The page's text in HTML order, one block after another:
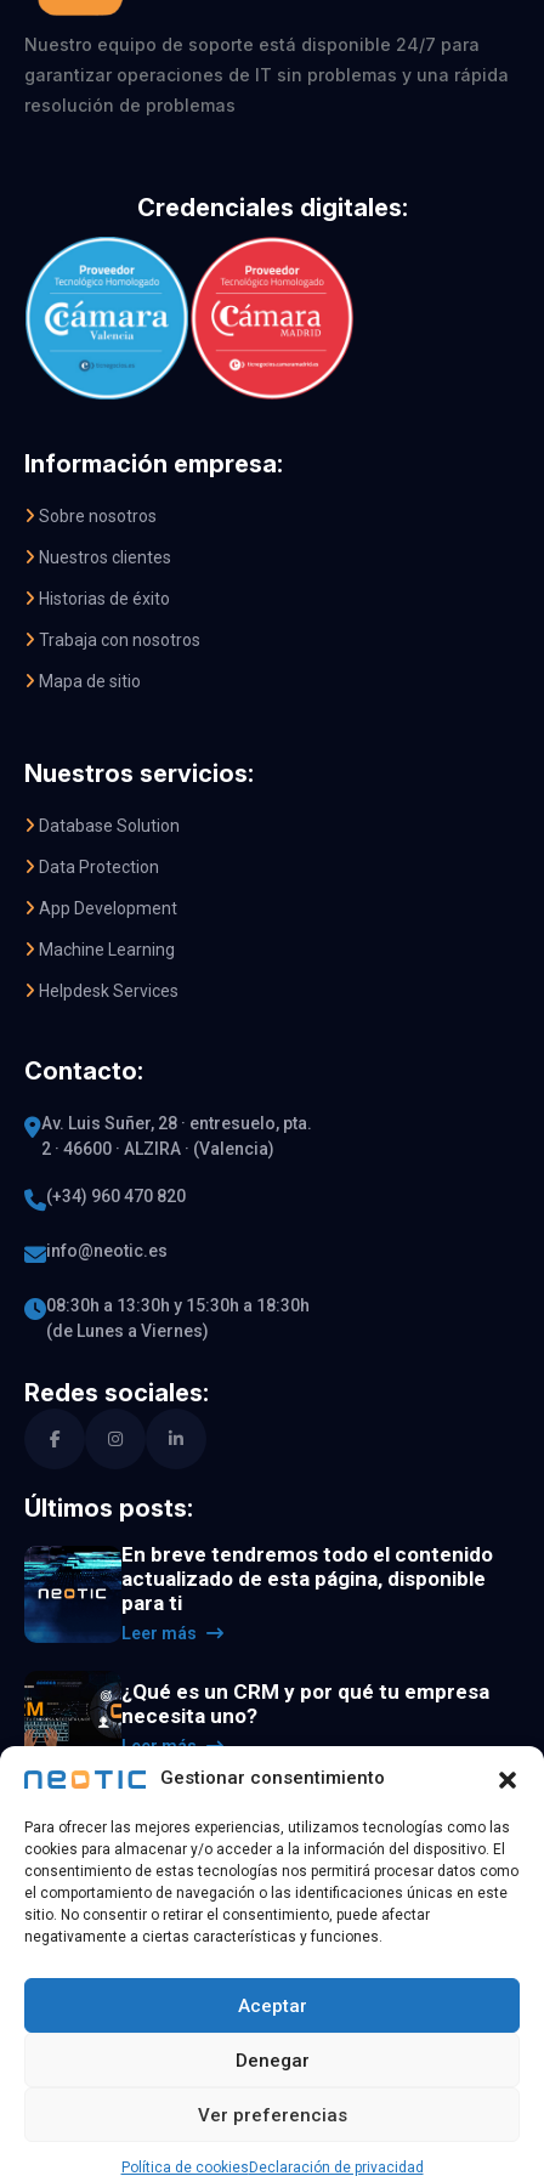
Gestionar consentimiento
Para ofrecer las mejores experiencias, utilizamos tecnologías como las
cookies para almacenar y/o acceder a la información del dispositivo. El
consentimiento de estas tecnologías nos permitirá procesar datos como
el comportamiento de navegación o las identificaciones únicas en este
sitio. No consentir o retirar el consentimiento, puede afectar
negativamente a ciertas características y funciones.
Aceptar
Denegar
Ver preferencias
Política de cookies Declaración de privacidad
Nuestro equipo de soporte está disponible 24/7 para
garantizar operaciones de IT sin problemas y una rápida
resolución de problemas
Credenciales digitales:
Información empresa:
Sobre nosotros
Nuestros clientes
Historias de éxito
Trabaja con nosotros
Mapa de sitio
Nuestros servicios:
Database Solution
Data Protection
App Development
Machine Learning
Helpdesk Services
Contacto:
Av. Luis Suñer, 28 · entresuelo, pta.
2 · 46600 · ALZIRA · (Valencia)
(+34) 960 470 820
info@neotic.es
08:30h a 13:30h y 15:30h a 18:30h
(de Lunes a Viernes)
Redes sociales:
Últimos posts:
En breve tendremos todo el contenido
actualizado de esta página, disponible
para ti
Leer más
¿Qué es un CRM y por qué tu empresa
necesita uno?
Leer más
artificial
Leer más
@ 2026 CopyrightNEOTIC TECHNOLOGY| Todos los
Política de
Aviso